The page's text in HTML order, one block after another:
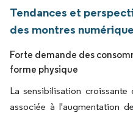
Tendances et
des montres
Forte demande des
forme physique
La sensibilisation
associée à l'augmentation